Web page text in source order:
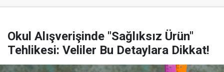
Okul Alışverişinde "Sağlıksız Ürün"
Tehlikesi: Veliler Bu Detaylara Dikkat!